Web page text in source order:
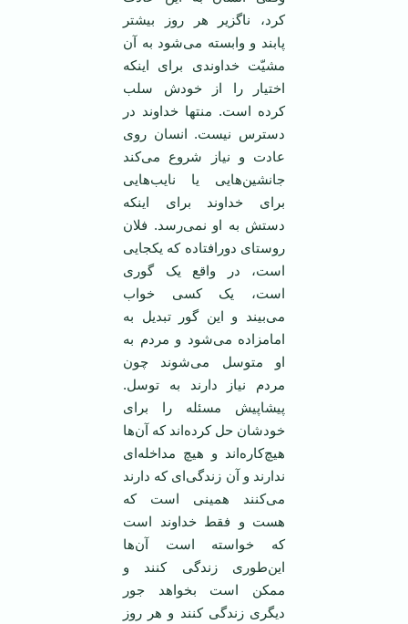
کرد، ناگزیر هر روز بیشتر
پابند و وابسته می‌شود به آن
مشیّت خداوندی برای اینکه
اختیار را از خودش سلب
کرده است. منتها خداوند در
دسترس نیست. انسان روی
عادت و نیاز شروع می‌کند
جانشین‌هایی یا نایب‌هایی
برای خداوند برای اینکه
دستش به او نمی‌رسد. فلان
روستای دورافتاده که یکجایی
است، در واقع یک گوری
است، یک کسی خواب
می‌بیند و این گور تبدیل به
امامزاده می‌شود و مردم به
او متوسل می‌شوند چون
مردم نیاز دارند به توسل.
پیشاپیش مسئله را برای
خودشان حل کرده‌اند که آن‌ها
هیچ‌کاره‌اند و هیچ مداخله‌ای
ندارند و آن زندگی‌ای که دارند
می‌کنند همینی است که
هست و فقط خداوند است
که خواسته است آن‌ها
این‌طوری زندگی کنند و
ممکن است بخواهد جور
دیگری زندگی کنند و هر روز